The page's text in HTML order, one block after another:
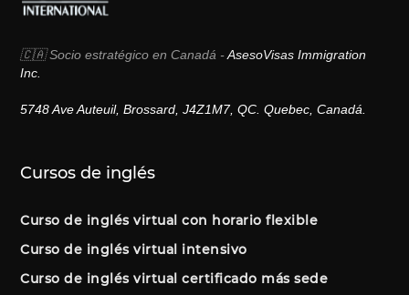
🇨🇦 Socio estratégico en Canadá -AsesoVisas Immigration
Inc.
5748 Ave Auteuil, Brossard, J4Z1M7, QC. Quebec, Canadá.
Cursos de inglés
Curso de inglés virtual con horario flexible
Curso de inglés virtual intensivo
Curso de inglés virtual certificado más sede